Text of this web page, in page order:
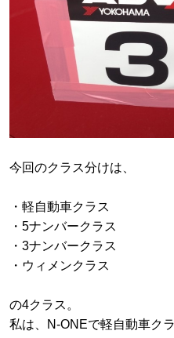
今回のクラス分けは、
・軽自動車クラス
・5ナンバークラス
・3ナンバークラス
・ウィメンクラス
の4クラス。
私は、N-ONEで軽自動車ク